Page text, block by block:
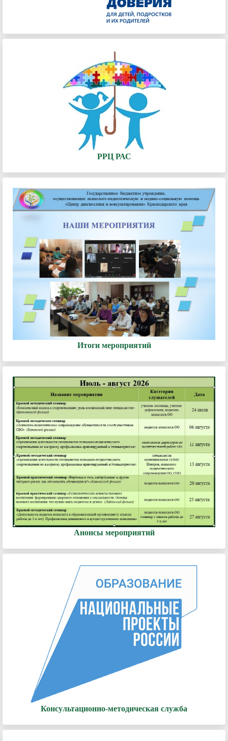
РРЦ РАС
Итоги мероприятий
Анонсы мероприятий
Консультационно-методическая служба